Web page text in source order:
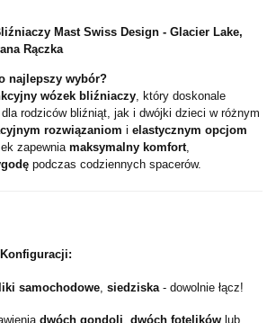
Mast Swiss Design - Glacier Lake,
Rączka
najlepszy wybór?
wózek bliźniaczy, który doskonale
rodziców bliźniąt, jak i dwójki dzieci w różnym
rozwiązaniom i elastycznym opcjom
zapewnia maksymalny komfort,
podczas codziennych spacerów.
samochodowe siedziska - dowolnie łącz!
dwóch gondoli, dwóch fotelików lub